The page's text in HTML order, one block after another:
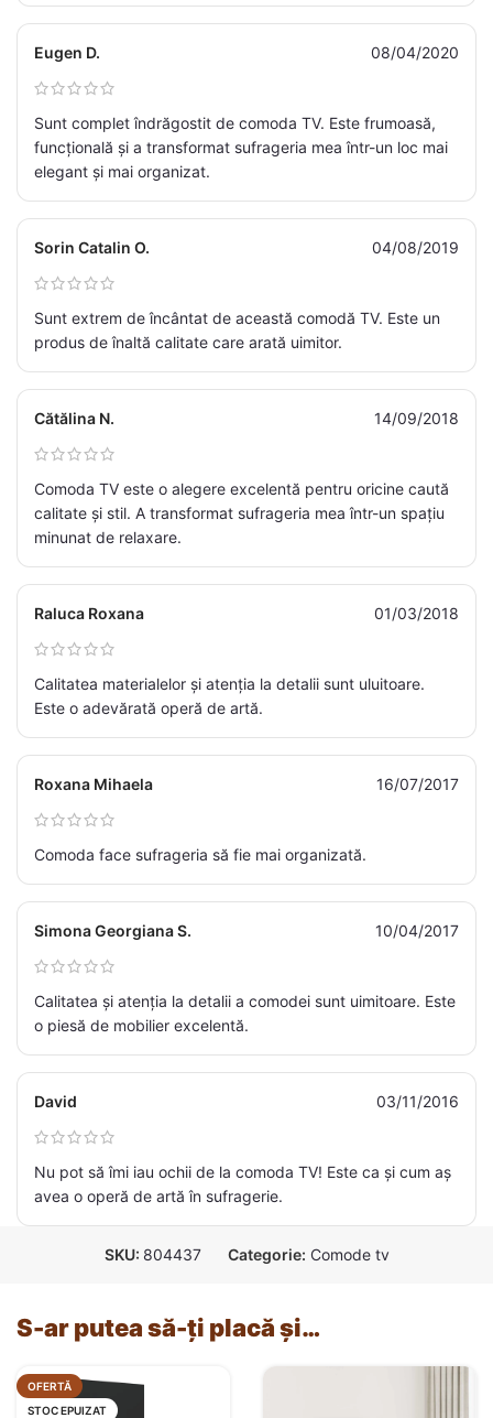
Eugen D. 08/04/2020
Sunt complet îndrăgostit de comoda TV. Este frumoasă,
funcțională și a transformat sufrageria mea într-un loc mai
elegant și mai organizat.
Sorin Catalin O. 04/08/2019
Sunt extrem de încântat de această comodă TV. Este un
produs de înaltă calitate care arată uimitor.
Cătălina N. 14/09/2018
Comoda TV este o alegere excelentă pentru oricine caută
calitate și stil. A transformat sufrageria mea într-un spațiu
minunat de relaxare.
Raluca Roxana 01/03/2018
Calitatea materialelor și atenția la detalii sunt uluitoare.
Este o adevărată operă de artă.
Roxana Mihaela 16/07/2017
Comoda face sufrageria să fie mai organizată.
Simona Georgiana S. 10/04/2017
Calitatea și atenția la detalii a comodei sunt uimitoare. Este
o piesă de mobilier excelentă.
David 03/11/2016
Nu pot să îmi iau ochii de la comoda TV! Este ca și cum aș
avea o operă de artă în sufragerie.
SKU: 804437 Categorie: Comode tv
S-ar putea să-ți placă și…
OFERTĂ
STOC EPUIZAT